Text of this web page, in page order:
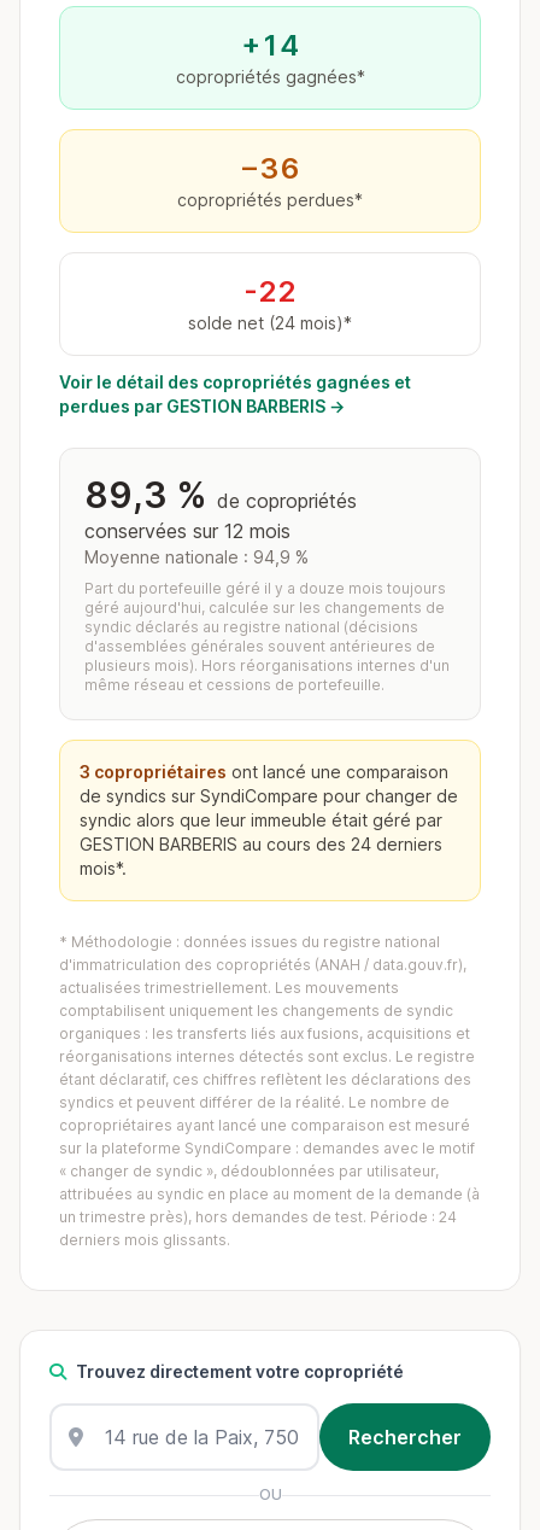
+14
copropriétés gagnées*
−36
copropriétés perdues*
-22
solde net (24 mois)*
Voir le détail des copropriétés gagnées et
perdues par GESTION BARBERIS →
89,3 % de copropriétés
conservées sur 12 mois
Moyenne nationale : 94,9 %
Part du portefeuille géré il y a douze mois toujours
géré aujourd'hui, calculée sur les changements de
syndic déclarés au registre national (décisions
d'assemblées générales souvent antérieures de
plusieurs mois). Hors réorganisations internes d'un
même réseau et cessions de portefeuille.
3 copropriétaires ont lancé une comparaison
de syndics sur SyndiCompare pour changer de
syndic alors que leur immeuble était géré par
GESTION BARBERIS au cours des 24 derniers
mois*.
* Méthodologie : données issues du registre national
d'immatriculation des copropriétés (ANAH / data.gouv.fr),
actualisées trimestriellement. Les mouvements
comptabilisent uniquement les changements de syndic
organiques : les transferts liés aux fusions, acquisitions et
réorganisations internes détectés sont exclus. Le registre
étant déclaratif, ces chiffres reflètent les déclarations des
syndics et peuvent différer de la réalité. Le nombre de
copropriétaires ayant lancé une comparaison est mesuré
sur la plateforme SyndiCompare : demandes avec le motif
« changer de syndic », dédoublonnées par utilisateur,
attribuées au syndic en place au moment de la demande (à
un trimestre près), hors demandes de test. Période : 24
derniers mois glissants.
Trouvez directement votre copropriété
OU